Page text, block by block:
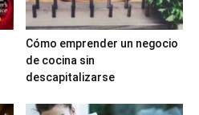
Cómo emprender un negocio
de cocina sin
descapitalizarse